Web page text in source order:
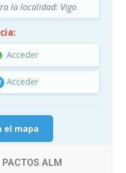
la localidad: Vigo
Acceder
Acceder
mapa
PACTOS ALM